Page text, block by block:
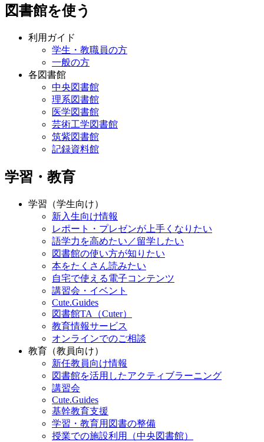
図書館を使う
利用ガイド
学生・教職員の方
一般の方
各図書館
中央図書館
理系図書館
医学図書館
芸術工学図書館
筑紫図書館
記録資料館
学習・教育
学習（学生向け）
新入生向け情報
レポート・プレゼンが上手くなりたい
語学力を高めたい／留学したい
図書館の使い方が知りたい
本をたくさん読みたい
自宅で使える電子コンテンツ
講習会・イベント
Cute.Guides
図書館TA（Cuter）
教育情報サービス
オンラインでのご相談
教育（教員向け）
新任教員向け情報
図書館を活用したアクティブラーニング
講習会
Cute.Guides
基幹教育支援
学習・教育用図書の整備
授業での施設利用（中央図書館）